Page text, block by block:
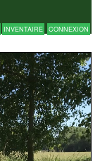
INVENTAIRE CONNEXION